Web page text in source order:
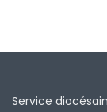
Service